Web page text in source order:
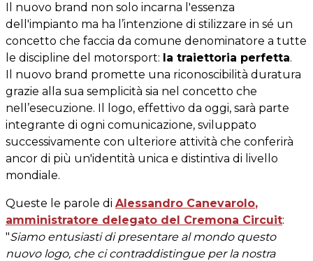
Il nuovo brand non solo incarna l'essenza
dell'impianto ma ha l’intenzione di stilizzare in sé un
concetto che faccia da comune denominatore a tutte
le discipline del motorsport: la traiettoria perfetta.
Il nuovo brand promette una riconoscibilità duratura
grazie alla sua semplicità sia nel concetto che
nell’esecuzione. Il logo, effettivo da oggi, sarà parte
integrante di ogni comunicazione, sviluppato
successivamente con ulteriore attività che conferirà
ancor di più un'identità unica e distintiva di livello
mondiale.
Queste le parole di Alessandro Canevarolo,
amministratore delegato del Cremona Circuit:
"Siamo entusiasti di presentare al mondo questo
nuovo logo, che ci contraddistingue per la nostra